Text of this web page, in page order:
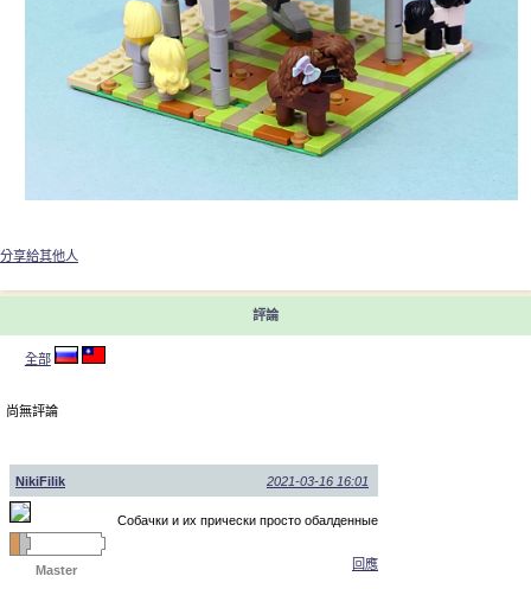
分享給其他人
評論
全部
尚無評論
NikiFilik 2021-03-16 16:01
Master
Собачки и их прически просто обалденные
回應